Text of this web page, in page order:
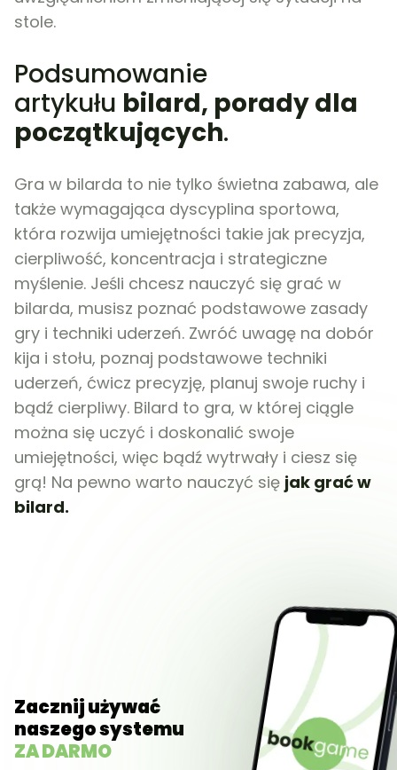
stole.
Podsumowanie
artykułu bilard, porady dla
początkujących.
Gra w bilarda to nie tylko świetna zabawa, ale
także wymagająca dyscyplina sportowa,
która rozwija umiejętności takie jak precyzja,
cierpliwość, koncentracja i strategiczne
myślenie. Jeśli chcesz nauczyć się grać w
bilarda, musisz poznać podstawowe zasady
gry i techniki uderzeń. Zwróć uwagę na dobór
kija i stołu, poznaj podstawowe techniki
uderzeń, ćwicz precyzję, planuj swoje ruchy i
bądź cierpliwy. Bilard to gra, w której ciągle
można się uczyć i doskonalić swoje
umiejętności, więc bądź wytrwały i ciesz się
grą! Na pewno warto nauczyć się jak grać w
bilard.
Zacznij używać
naszego systemu
ZA DARMO